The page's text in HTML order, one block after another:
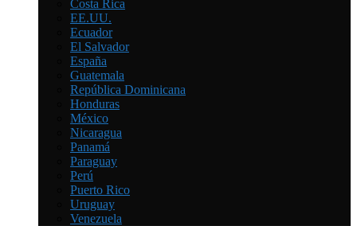
Costa Rica
EE.UU.
Ecuador
El Salvador
España
Guatemala
República Dominicana
Honduras
México
Nicaragua
Panamá
Paraguay
Perú
Puerto Rico
Uruguay
Venezuela